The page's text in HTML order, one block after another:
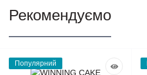
Рекомендуємо
Популярний